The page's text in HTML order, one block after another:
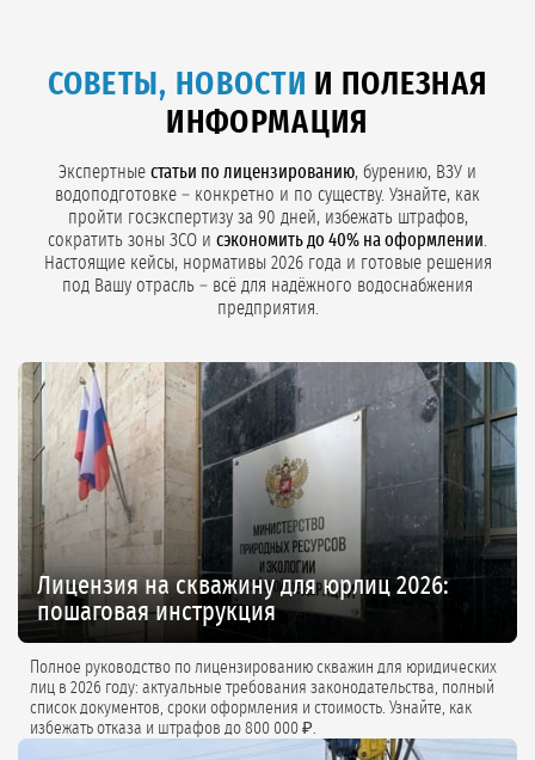
СОВЕТЫ, НОВОСТИ И ПОЛЕЗНАЯ
ИНФОРМАЦИЯ
Экспертные статьи по лицензированию, бурению, ВЗУ и
водоподготовке – конкретно и по существу. Узнайте, как
пройти госэкспертизу за 90 дней, избежать штрафов,
сократить зоны ЗСО и сэкономить до 40% на оформлении
Настоящие кейсы, нормативы 2026 года и готовые решения
под Вашу отрасль – всё для надёжного водоснабжения
предприятия.
Лицензия на скважину для юрлиц 2026:
пошаговая инструкция
Полное руководство по лицензированию скважин для юридических
лиц в 2026 году: актуальные требования законодательства, полный
список документов, сроки оформления и стоимость. Узнайте, как
избежать отказа и штрафов до 800 000 ₽.